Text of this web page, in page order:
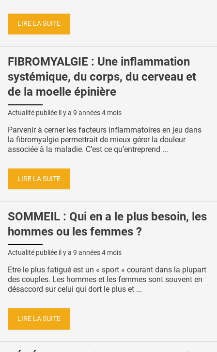
LIRE LA SUITE
FIBROMYALGIE : Une inflammation
systémique, du corps, du cerveau et
de la moelle épinière
Actualité publiée il y a 9 années 4 mois
Parvenir à cerner les facteurs inflammatoires en jeu dans
la fibromyalgie permettrait de mieux gérer la douleur
associée à la maladie. C’est ce qu’entreprend ...
LIRE LA SUITE
SOMMEIL : Qui en a le plus besoin, les
hommes ou les femmes ?
Actualité publiée il y a 9 années 4 mois
Etre le plus fatigué est un « sport » courant dans la plupart
des couples. Les hommes et les femmes sont souvent en
désaccord sur celui qui dort le plus et ...
LIRE LA SUITE